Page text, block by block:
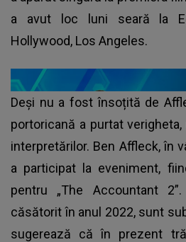
a avut loc luni seară la
Hollywood, Los Angeles.
Deși nu a fost însoțită de
portoricană a purtat
interpretărilor. Ben Affleck, în
a participat la eveniment,
pentru „The Accountant
căsătorit în anul 2022, sunt
sugerează că în prezent